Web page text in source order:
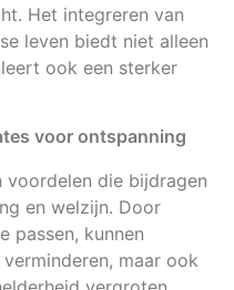
Het integreren van
leven biedt niet alleen
ook een sterker
voor ontspanning
voordelen die bijdragen
en welzijn. Door
passen, kunnen
maar ook